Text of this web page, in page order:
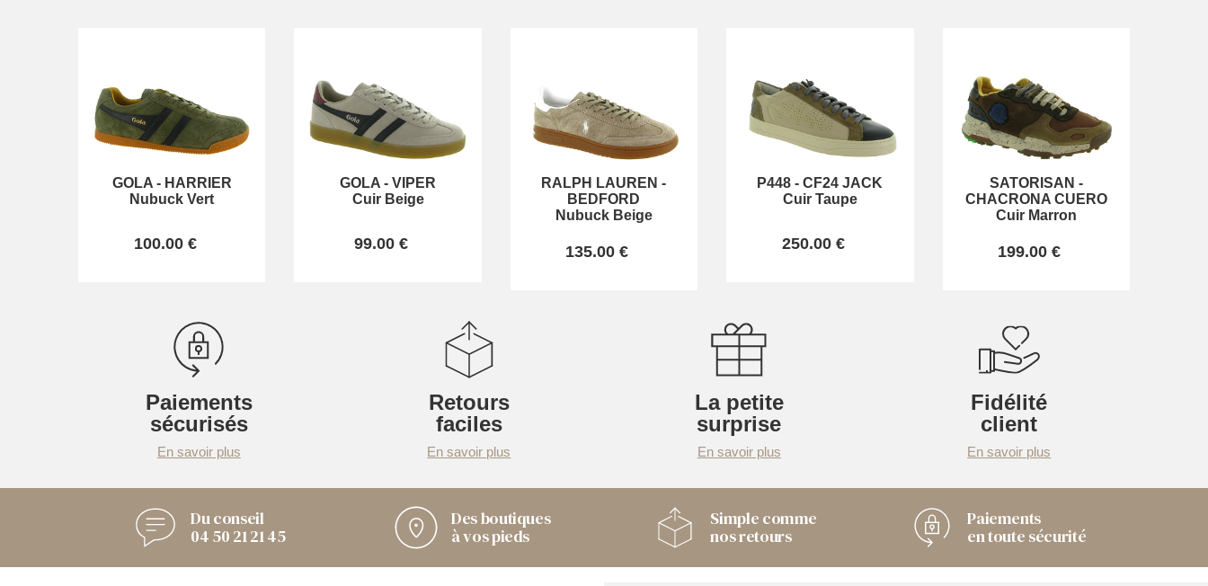
GOLA- HARRIER
Nubuck Vert
100.00 €
GOLA -VIPER
Cuir Beige
99.00 €
RALPH LAUREN -
BEDFORD
Nubuck Beige
135.00 €
P448 -CF24 JACK
Cuir Taupe
250.00 €
SATORISAN -
CHACRONA CUERO
Cuir Marron
199.00 €
Paiements
sécurisés
En savoir plus
Retours
faciles
En savoir plus
La petite
surprise
En savoir plus
Fidélité
client
En savoir plus
Du conseil
04 50 21 21 45
Des boutiques
à vos pieds
Simple comme
nos retours
Paiements
en toute sécurité